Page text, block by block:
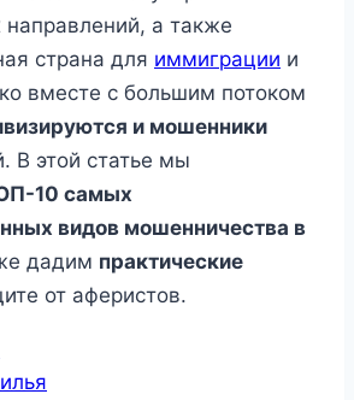
направлений, а также
страна для иммиграции и
вместе с большим потоком
и мошенники
В этой статье мы
10 самых
видов мошенничества в
дадим практические
от аферистов.